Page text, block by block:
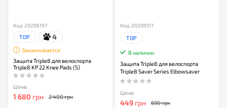
Код: 20206197
TOP 4
Заканчивается
Защита Triple8 для велоспорта
Triple8 KP 22 Knee Pads (S)
Цена:
1 680 грн 2 400 грн
Код: 20200517
TOP
В наличии
Защита Triple8 для велоспорта
Triple8 Saver Series Elbowsaver
Цена:
449грн 690 грн